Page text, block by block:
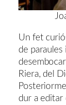
Un fet
de paraules
Riera, del
dur a editar